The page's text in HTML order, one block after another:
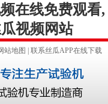
在线免费观看,
视频网站
站地图 联系丝瓜APP在线下载